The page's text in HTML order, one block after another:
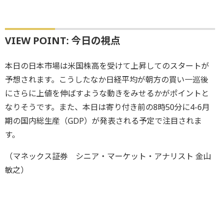
VIEW POINT: 今日の視点
本日の日本市場は米国株高を受けて上昇してのスタートが
予想されます。こうしたなか日経平均が朝方の買い一巡後
にさらに上値を伸ばすような動きをみせるかがポイントと
なりそうです。また、本日は寄り付き前の8時50分に4-6月
期の国内総生産（GDP）が発表される予定で注目されま
す。
（マネックス証券 シニア・マーケット・アナリスト 金山
敏之）